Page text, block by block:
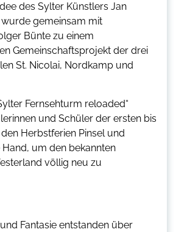
des Sylter Künstlers Jan
gemeinsam mit
Bünte zu einem
Gemeinschaftsprojekt der drei
St. Nicolai, Nordkamp und
Fernsehturm reloaded“
und Schüler der ersten bis
Herbstferien Pinsel und
um den bekannten
völlig neu zu
Fantasie entstanden über